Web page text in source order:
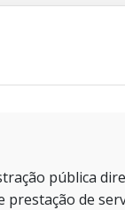
pública
de